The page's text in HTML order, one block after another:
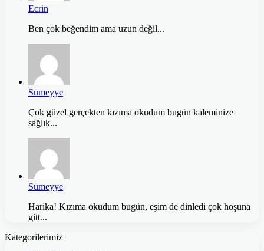
Ecrin
Ben çok beğendim ama uzun değil...
Sümeyye
Çok güzel gerçekten kızıma okudum bugün kaleminize
sağlık...
Sümeyye
Harika! Kızıma okudum bugün, eşim de dinledi çok hoşuna
gitt...
Kategorilerimiz